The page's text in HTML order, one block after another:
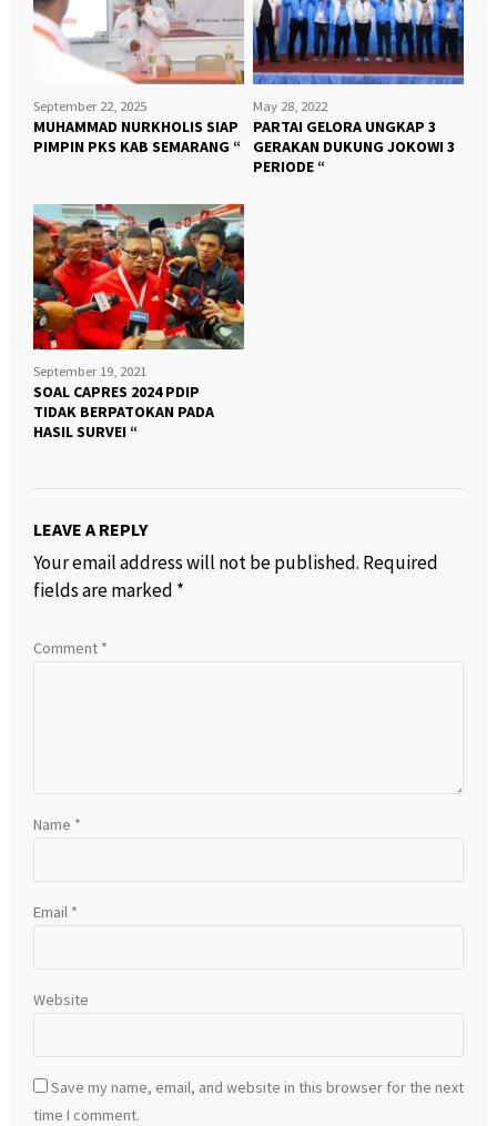
September 22, 2025
MUHAMMAD NURKHOLIS SIAP
PIMPIN PKS KAB SEMARANG “
May 28, 2022
PARTAI GELORA UNGKAP 3
GERAKAN DUKUNG JOKOWI 3
PERIODE “
September 19, 2021
SOAL CAPRES 2024 PDIP
TIDAK BERPATOKAN PADA
HASIL SURVEI “
LEAVE A REPLY
Your email address will not be published. Required
fields are marked *
Comment *
Name *
Email *
Website
Save my name, email, and website in this browser for the next
time I comment.